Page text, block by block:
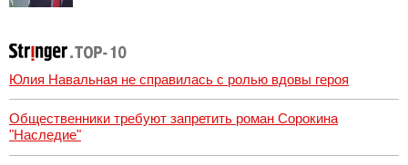
на Вести.ru
Юлия Навальная не справилась с ролью вдовы героя
Общественники требуют запретить роман Сорокина
"Наследие"